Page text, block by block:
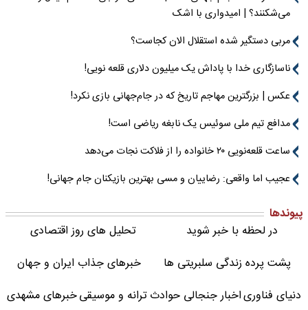
می‌شکنند؟ | امیدواری با اشک
مربی دستگیر شده استقلال الان کجاست؟
ناسازگاری خدا با پاداش یک میلیون دلاری قلعه نویی!
عکس | بزرگترین مهاجم تاریخ که در جام‌جهانی بازی نکرد!
مدافع تیم ملی سوئیس یک نابغه ریاضی است!
ساعت قلعه‌نویی ۲۰ خانواده را از فلاکت نجات می‌دهد
عجیب اما واقعی: رضاییان و مسی بهترین بازیکنان جام جهانی!
پیوندها
در لحظه با خبر شوید
تحلیل های روز اقتصادی
پشت پرده زندگی سلبریتی ها
خبرهای جذاب ایران و جهان
دنیای فناوریاخبار جنجالی حوادثترانه و موسیقیخبرهای مشهدی